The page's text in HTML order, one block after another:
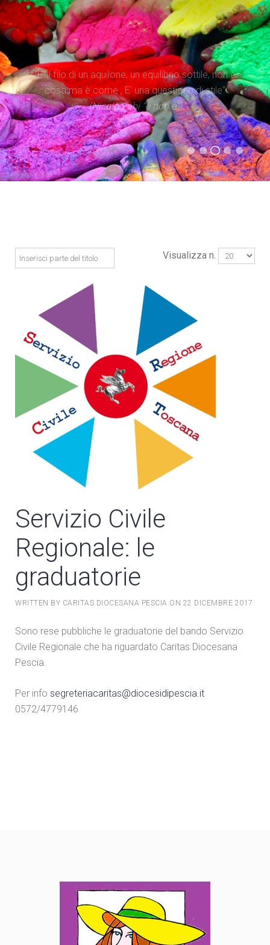
(Don Tonino Bello)
"Il tempo è superiore allo spazio. Dare priorità al
tempo significa occuparsi di iniziare processi, più
che di possedere spazi"
(Evangelii Gaudium)
"E' il filo di un aquilone, un equilibrio sottile, non è
cosa ma è come , E' una questione di stile"
(Nicolò Fabi “è non è”)
(Statuto Caritas Italiana)
Visualizza n.
Servizio Civile
Regionale: le
graduatorie
WRITTEN BY CARITAS DIOCESANA PESCIA ON 22 DICEMBRE 2017 .
Sono rese pubbliche le graduatorie del bando Servizio
Civile Regionale che ha riguardato Caritas Diocesana
Pescia.
Per info segreteriacaritas@diocesidipescia.it
0572/4779146